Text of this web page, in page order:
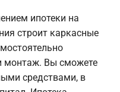
ипотеки на
строит каркасные
монтаж. Вы сможете
средствами, в